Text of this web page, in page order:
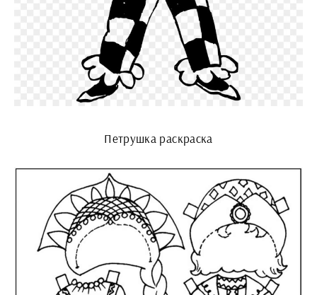
Петрушка раскраска